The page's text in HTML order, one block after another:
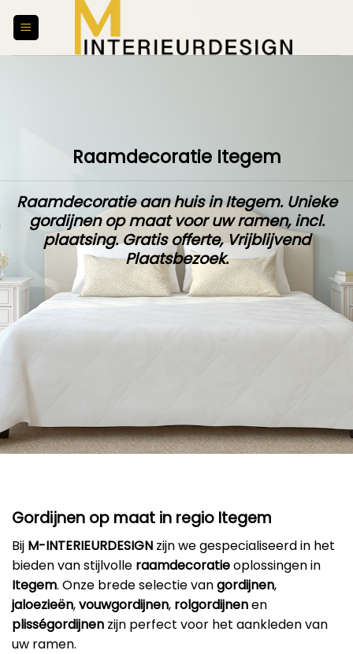
Raamdecoratie Itegem
Raamdecoratie aan huis in Itegem. Unieke
gordijnen op maatvoor uw ramen,incl.
plaatsing.Gratis offerte,Vrijblijvend
Plaatsbezoek.
Gordijnen op maat in regio Itegem
Bij M-INTERIEURDESIGN zijn we gespecialiseerd in het
bieden van stijlvolle raamdecoratieoplossingen in
Itegem. Onze brede selectie vangordijnen,
jaloezieën,vouwgordijnen, rolgordijnenen
plisségordijnen zijn perfect voor het aankleden van
uw ramen.